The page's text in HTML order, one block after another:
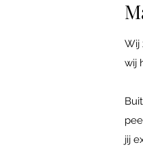
Wij
wij
jij